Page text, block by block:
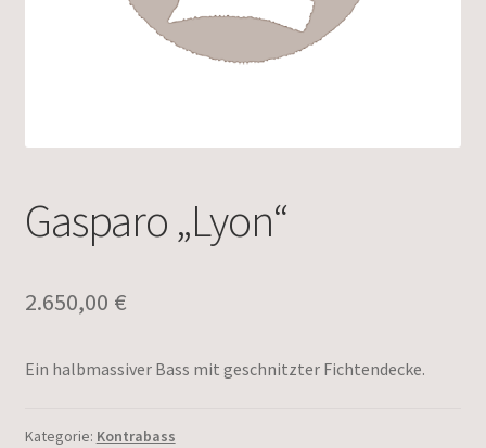
Gasparo „Lyon“
2.650,00 €
Ein halbmassiver Bass mit geschnitzter Fichtendecke.
Kategorie: Kontrabass